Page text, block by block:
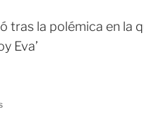
tras la polémica en la
Eva’